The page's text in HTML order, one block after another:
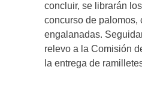
concluir, se librarán
concurso de palomos,
engalanadas.
relevo a la Comisión
la entrega de